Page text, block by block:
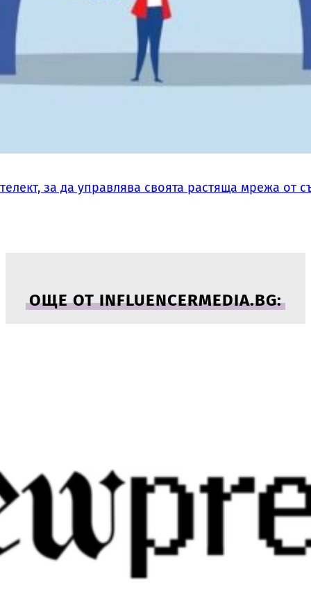
за да управлява своята растяща мрежа от
ОЩЕ ОТ INFLUENCERMEDIA.BG: